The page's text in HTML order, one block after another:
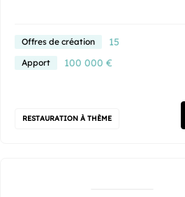
Offres de création 15
Apport 100 000 €
RESTAURATION À THÈME